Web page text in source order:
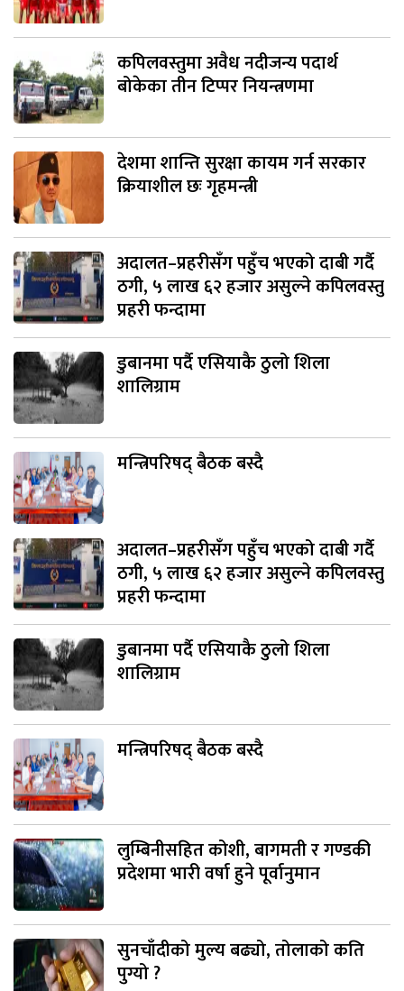
कपिलवस्तुमा अवैध नदीजन्य पदार्थ
बोकेका तीन टिप्पर नियन्त्रणमा
देशमा शान्ति सुरक्षा कायम गर्न सरकार
क्रियाशील छः गृहमन्त्री
अदालत–प्रहरीसँग पहुँच भएको दाबी गर्दै
ठगी, ५ लाख ६२ हजार असुल्ने कपिलवस्तु
प्रहरी फन्दामा
डुबानमा पर्दै एसियाकै ठुलो शिला
शालिग्राम
मन्त्रिपरिषद् बैठक बस्दै
अदालत–प्रहरीसँग पहुँच भएको दाबी गर्दै
ठगी, ५ लाख ६२ हजार असुल्ने कपिलवस्तु
प्रहरी फन्दामा
डुबानमा पर्दै एसियाकै ठुलो शिला
शालिग्राम
मन्त्रिपरिषद् बैठक बस्दै
लुम्बिनीसहित कोशी, बागमती र गण्डकी
प्रदेशमा भारी वर्षा हुने पूर्वानुमान
सुनचाँदीको मुल्य बढ्यो, तोलाको कति
पुग्यो ?